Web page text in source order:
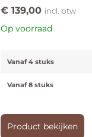
€ 139,00 incl. btw
Op voorraad
Vanaf 4 stuks
Vanaf 8 stuks
Product bekijken